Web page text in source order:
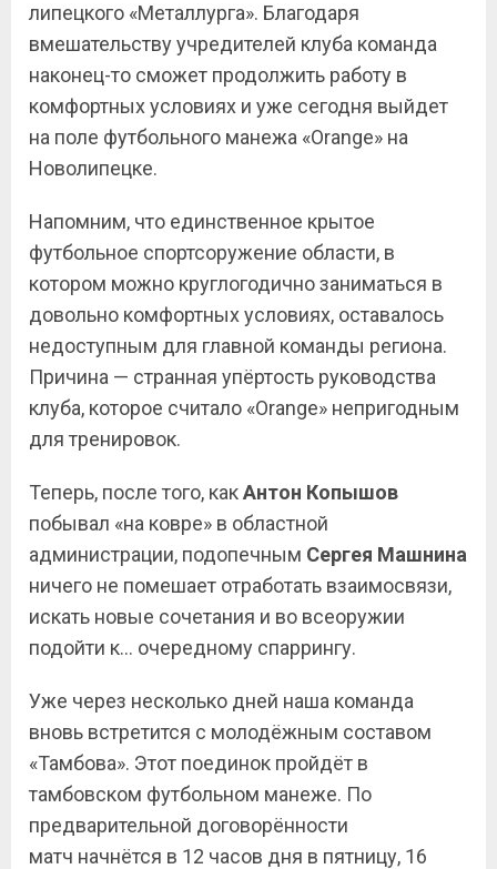
липецкого «Металлурга». Благодаря
вмешательству учредителей клуба команда
наконец-то сможет продолжить работу в
комфортных условиях и уже сегодня выйдет
на поле футбольного манежа «Orange» на
Новолипецке.
Напомним, что единственное крытое
футбольное спортсоружение области, в
котором можно круглогодично заниматься в
довольно комфортных условиях, оставалось
недоступным для главной команды региона.
Причина — странная упёртость руководства
клуба, которое считало «Orange» непригодным
для тренировок.
Теперь, после того, какАнтон Копышов
побывал «на ковре» в областной
администрации, подопечным Сергея Машнина
ничего не помешает отработать взаимосвязи,
искать новые сочетания и во всеоружии
подойти к… очередному спаррингу.
Уже через несколько дней наша команда
вновь встретится с молодёжным составом
«Тамбова». Этот поединок пройдёт в
тамбовском футбольном манеже. По
предварительной договорённости
матч начнётся в 12 часов дня в пятницу, 16